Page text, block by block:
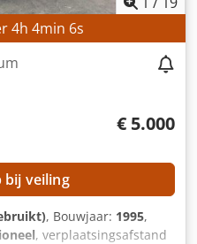
voor gereedschap:
Sja Elektrische aansluiting:
perslucht: 6 bar
4h 4min 3s
€ 5.000
bij veiling
, Bouwjaar: 1995,
, verplaatsingsafstand